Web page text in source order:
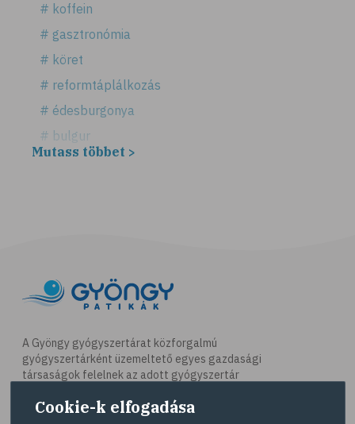
# koffein
# gasztronómia
# köret
# reformtáplálkozás
# édesburgonya
# bulgur
# köles
# reformköret
# GI index
# magnézium
# B-vitamin
# E-vitamin
Mutass többet >
A Gyöngy gyógyszertárat közforgalmú
gyógyszertárként üzemeltető egyes gazdasági
társaságok felelnek az adott gyógyszertár
elérhetőségeit a Gyógyszertár kereső
Cookie-k elfogadása